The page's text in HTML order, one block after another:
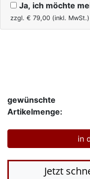
Ja, ich möchte
zzgl. € 79,00 (inkl. MwSt.)
gewünschte
Artikelmenge:
Jetzt